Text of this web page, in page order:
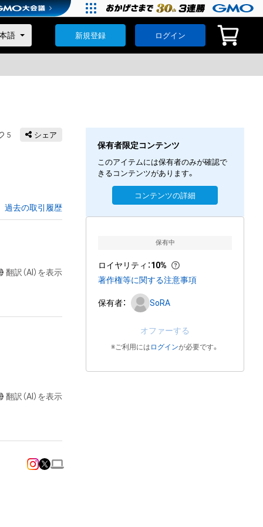
新規登録 ログイン
5 シェア
過去の取引履歴
翻訳（AI）を表示
翻訳（AI）を表示
保有者限定コンテンツ
このアイテムには保有者のみが確認で
きるコンテンツがあります。
コンテンツの詳細
保有中
ロイヤリティ ：10%
著作権等に関する注意事項
保有者： SoRA
オファーする
※ご利用には ログインが必要です。